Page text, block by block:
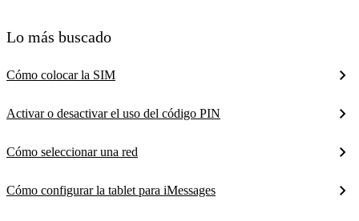
Lo más buscado
Cómo colocar la SIM
Activar o desactivar el uso del código PIN
Cómo seleccionar una red
Cómo configurar la tablet para iMessages